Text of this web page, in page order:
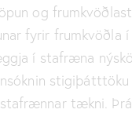
og
fyrir frumkvöðla
í stafræna
tækni.